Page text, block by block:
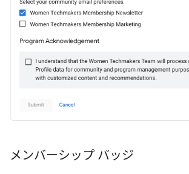
メンバーシップ バッジ